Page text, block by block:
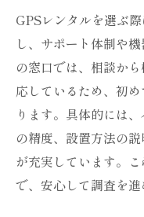
GPSレンタルを選ぶ
し、サポート体制や
の窓口では、相談か
応しているため、初
ります。具体的には
の精度、設置方法の
が充実しています。
で、安心して調査を進